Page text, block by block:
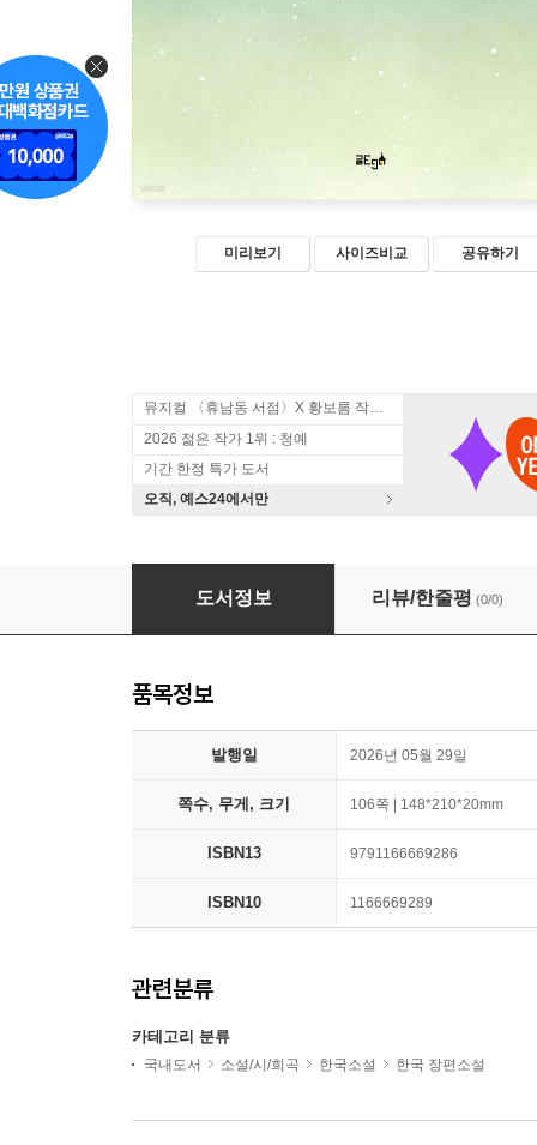
미리보기 사이즈비교 공유하기
뮤지컬 〈휴남동 서점〉X 황보름 작가 북토크
2026 젊은 작가 1위 : 청예
기간 한정 특가 도서
오직, 예스24에서만
별빛 아래의 춤
도서정보 리뷰/한줄평 (0/0)
품목정보
발행일 2026년 05월 29일
쪽수, 무게, 크기 106쪽 | 148*210*20mm
ISBN13 9791166669286
ISBN10 1166669289
관련분류
카테고리 분류
국내도서 소설/시/희곡 한국소설 한국 장편소설